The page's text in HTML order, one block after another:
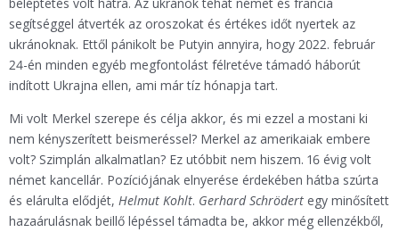
segítséggel átverték az oroszokat és értékes időt nyertek az
ukránoknak. Ettől pánikolt be Putyin annyira, hogy 2022. február
24-én minden egyéb megfontolást félretéve támadó háborút
indított Ukrajna ellen, ami már tíz hónapja tart.
Mi volt Merkel szerepe és célja akkor, és mi ezzel a mostani ki
nem kényszerített beismeréssel? Merkel az amerikaiak embere
volt? Szimplán alkalmatlan? Ez utóbbit nem hiszem. 16 évig volt
német kancellár. Pozíciójának elnyerése érdekében hátba szúrta
és elárulta elődjét, Helmut Kohlt. Gerhard Schrödert egy minősített
hazaárulásnak beillő lépéssel támadta be, akkor még ellenzékből,